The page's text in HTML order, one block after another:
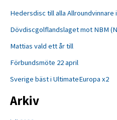
Hedersdisc till alla Allroundvinnare
Dövdiscgolflandslaget mot NBM
Mattias vald ett år till
Förbundsmöte 22 april
Sverige bäst i UltimateEuropa x2
Arkiv